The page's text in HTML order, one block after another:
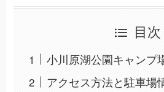
目次
小川原湖公園キャンプ
アクセス方法と駐車場